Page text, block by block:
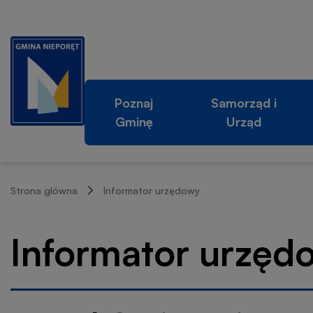
Informator
urzędowy
Nieporęt
do
menu
głównego
do
treści
do
wyszukiwarki
do
stopki
Główna
nawigacja
Poznaj
Gminę
Samorząd i
Urząd
Ścieżka
nawigacyjna
Strona główna Informator urzędowy
Informator